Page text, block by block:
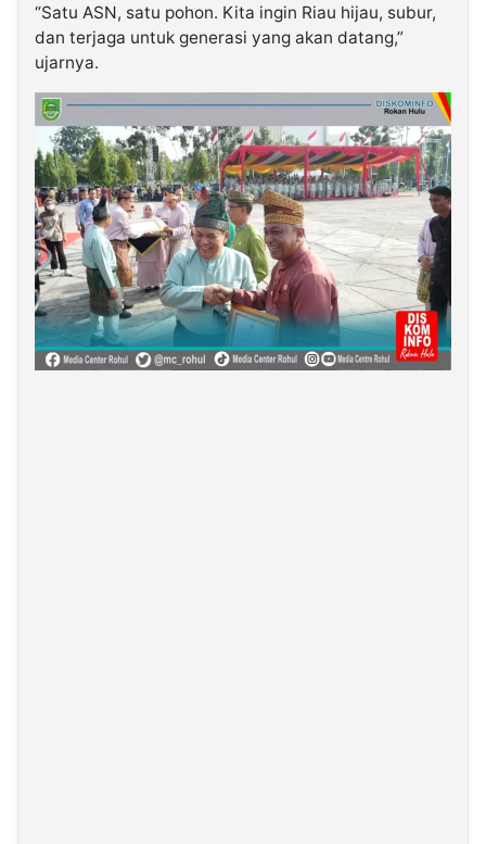
“Satu ASN, satu pohon. Kita ingin Riau hijau, subur,
dan terjaga untuk generasi yang akan datang,”
ujarnya.